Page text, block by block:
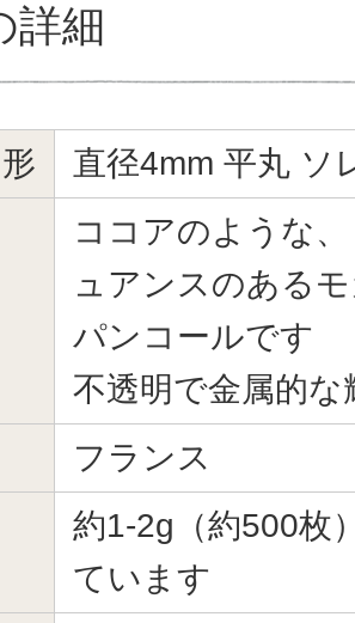
詳細
直径4mm 平丸 ソ
ココアのような
ュアンスのある
パンコールです
不透明で金属的
フランス
約1-2g（約500枚
ています